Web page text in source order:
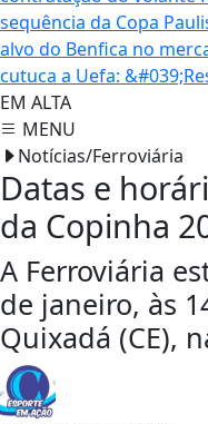
sequência da Copa
alvo do Benfica no
cutuca a Uefa:
EM ALTA
MENU
Notícias/Ferroviária
Datas e
da Copinha
A Ferroviária
de janeiro, às
Quixadá (CE),